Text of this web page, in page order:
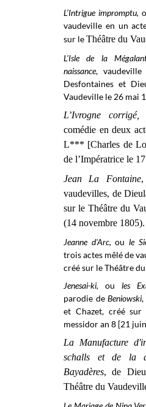
L’Intrigue impromptu,
vaudeville en un
sur leThéâtre du
L'Isle de la
naissance,
Desfontaines et
Vaudeville le 26 mai
L’Ivrogne corrigé,
comédie en deux
L*** [Charles de
de l’Impératrice le
Jean La Fontaine,
vaudevilles, de
sur leThéâtre du
(14 novembre 1805).
Jeanne d'Arc,ou le
trois actes mêlé de
créé sur leThéâtre
Jenesai-ki, ou les
parodie deBeniowski,
et Chazet, créé
messidor an 8 [21
La Manufacture
schalls et de la
Bayadères, de
Théâtre du